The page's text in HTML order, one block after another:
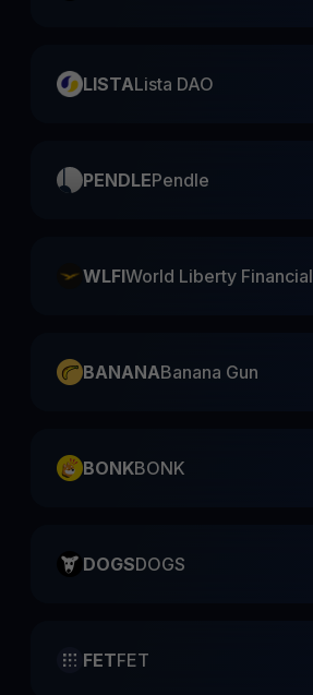
LISTALista DAO
PENDLEPendle
WLFIWorld Liberty Financial
BANANABanana Gun
BONKBONK
DOGSDOGS
FETFET